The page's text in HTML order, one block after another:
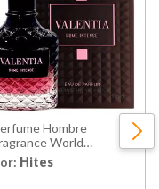
Hombre
World
Rome Intense
100ml
Hites